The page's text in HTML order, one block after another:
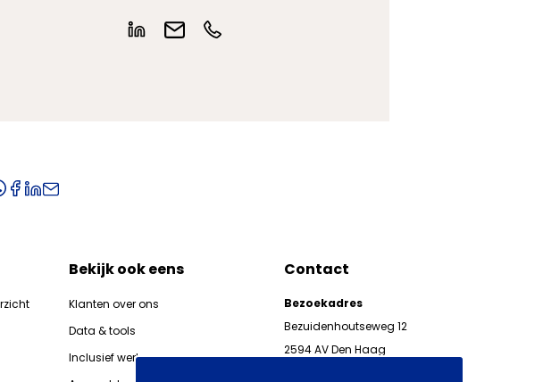
Bekijk ook eens
Klanten over ons
Data & tools
Inclusief werkgeven
Contact
Bezoekadres
Bezuidenhoutseweg 12
2594 AV Den Haag